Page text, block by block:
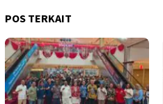
POS TERKAIT